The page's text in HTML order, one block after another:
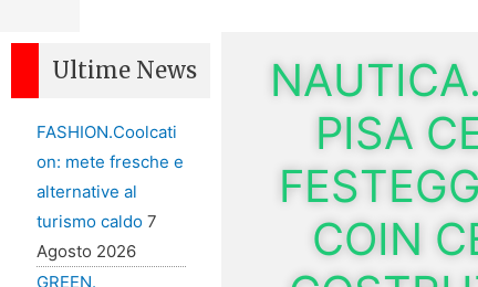
Ultime News
FASHION.Coolcati
on: mete fresche e
alternative al
turismo caldo 7
Agosto 2026
GREEN.
PISA
COIN